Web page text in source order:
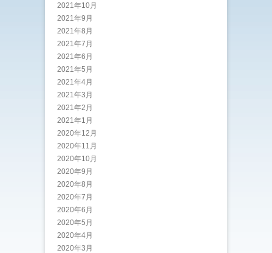
2021年10月
2021年9月
2021年8月
2021年7月
2021年6月
2021年5月
2021年4月
2021年3月
2021年2月
2021年1月
2020年12月
2020年11月
2020年10月
2020年9月
2020年8月
2020年7月
2020年6月
2020年5月
2020年4月
2020年3月